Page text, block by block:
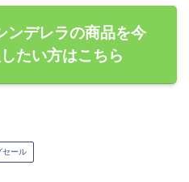
ンデレラの商品を今
たい方はこちら
セール